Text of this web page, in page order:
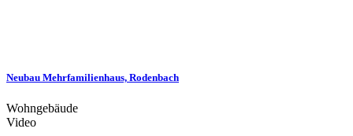
Neubau Mehrfamilienhaus, Rodenbach
Wohngebäude
Video